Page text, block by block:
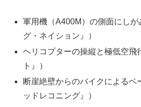
軍用機（A400M）の側面にし
グ・ネイション』）
ヘリコプターの操縦と極低空飛
ト』）
断崖絶壁からのバイクによるベ
ッドレコニング』）